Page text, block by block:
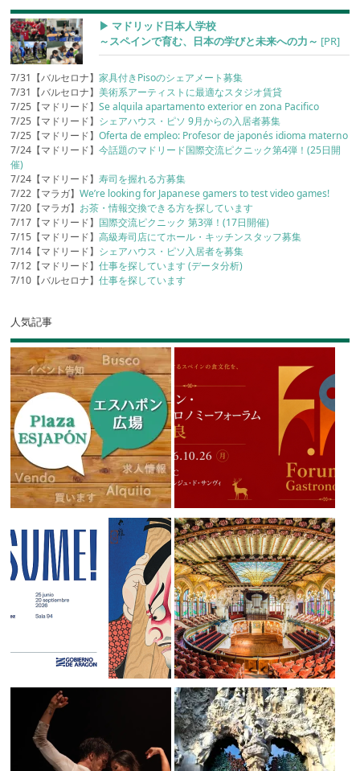
▶︎ マドリッド日本人学校
～スペインで育む、日本の学びと未来への力～ [PR]
7/31【バルセロナ】家具付きPisoのシェアメート募集
7/31【バルセロナ】美術系アーティストに最適なスタジオ賃貸
7/25【マドリード】Se alquila apartamento exterior en zona Pacifico
7/25【マドリード】 シェアハウス・ピソ 9月からの入居者募集
7/25【マドリード】Oferta de empleo: Profesor de japonés idioma materno
7/24【マドリード】今話題のマドリード国際交流ピクニック第4弾！(25日開
催)
7/24【マドリード】寿司を握れる方募集
7/22【マラガ】We’re looking for Japanese gamers to test video games!
7/20【マラガ】 お茶・情報交換できる方を探しています
7/17【マドリード】 国際交流ピクニック 第3弾！(17日開催)
7/15【マドリード】高級寿司店にてホール・キッチンスタッフ募集
7/14【マドリード】 シェアハウス・ピソ入居者を募集
7/12【マドリード】仕事を探しています (データ分析)
7/10【バルセロナ】仕事を探しています
人気記事